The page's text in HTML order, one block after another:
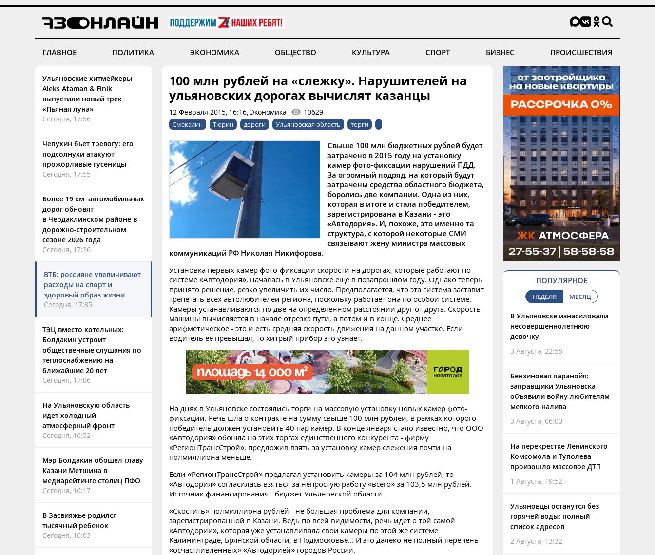
ГЛАВНОЕ ПОЛИТИКА ЭКОНОМИКА ОБЩЕСТВО КУЛЬТУРА СПОРТ БИЗНЕС ПРОИСШЕСТВИЯ
Ульяновские хитмейкеры
Aleks Ataman & Finik
выпустили новый трек
«Пьяная луна»
Сегодня, 17:56
Чепухин бьет тревогу: его
подсолнухи атакуют
прожорливые гусеницы
Сегодня, 17:55
Более 19 км автомобильных
дорог обновят
в Чердаклинском районе в
дорожно-строительном
сезоне 2026 года
Сегодня, 17:36
ВТБ: россияне увеличивают
расходы на спорт и
здоровый образ жизни
Сегодня, 17:35
ТЭЦ вместо котельных:
Болдакин устроит
общественные слушания по
теплоснабжению на
ближайшие 20 лет
Сегодня, 17:06
На Ульяновскую область
идет холодный
атмосферный фронт
Сегодня, 16:52
Мэр Болдакин обошел главу
Казани Метшина в
медиарейтинге столиц ПФО
Сегодня, 16:17
В Засвияжье родился
тысячный ребенок
Сегодня, 16:03
100 млн рублей на «слежку». Нарушителей на
ульяновских дорогах вычислят казанцы
12 Февраля 2015, 16:16, Экономика 10629
Смекалин Тюрин дороги Ульяновская область торги
Свыше 100 млн бюджетных рублей будет
затрачено в 2015 году на установку
камер фото-фиксации нарушений ПДД.
За огромный подряд, на который будут
затрачены средства областного бюджета,
боролись две компании. Одна из них,
которая в итоге и стала победителем,
зарегистрирована в Казани - это
«Автодория». И, похоже, это именно та
структура, с которой некоторые СМИ
связывают жену министра массовых
коммуникаций РФ Николая Никифорова.
Установка первых камер фото-фиксации скорости на дорогах, которые работают по
системе «Автодория», началась в Ульяновске еще в позапрошлом году. Однако теперь
принято решение, резко увеличить их число. Предполагается, что эта система заставит
трепетать всех автолюбителей региона, поскольку работает она по особой системе.
Камеры устанавливаются по две на определенном расстоянии друг от друга. Скорость
машины вычисляется в начале отрезка пути, а потом и в конце. Среднее
арифметическое - это и есть средняя скорость движения на данном участке. Если
водитель ее превышал, то хитрый прибор это узнает.
На днях в Ульяновске состоялись торги на массовую установку новых камер фото-
фиксации. Речь шла о контракте на сумму свыше 100 млн рублей, в рамках которого
победитель должен установить 40 пар камер. В конце января стало известно, что ООО
«Автодория» обошла на этих торгах единственного конкурента - фирму
«РегионТрансСтрой», предложив взять за установку камер слежения почти на
полмиллиона меньше.
Если «РегионТрансСтрой» предлагал установить камеры за 104 млн рублей, то
«Автодория» согласилась взяться за непростую работу «всего» за 103,5 млн рублей.
Источник финансирования - бюджет Ульяновской области.
«Скостить» полмиллиона рублей - не большая проблема для компании,
зарегистрированной в Казани. Ведь по всей видимости, речь идет о той самой
«Автодории», которая уже устанавливала свои камеры по этой же системе
Калининграде, Брянской области, в Подмосковье... И это далеко не полный перечень
«осчастливленных» «Автодорией» городов России.
ПОПУЛЯРНОЕ
НЕДЕЛЯ МЕСЯЦ
В Ульяновске изнасиловали
несовершеннолетнюю
девочку
3 Августа, 22:55
Бензиновая паранойя:
заправщики Ульяновска
объявили войну любителям
мелкого налива
3 Августа, 06:00
На перекрестке Ленинского
Комсомола и Туполева
произошло массовое ДТП
1 Августа, 19:52
Ульяновцы останутся без
горячей воды: полный
список адресов
2 Августа, 13:32